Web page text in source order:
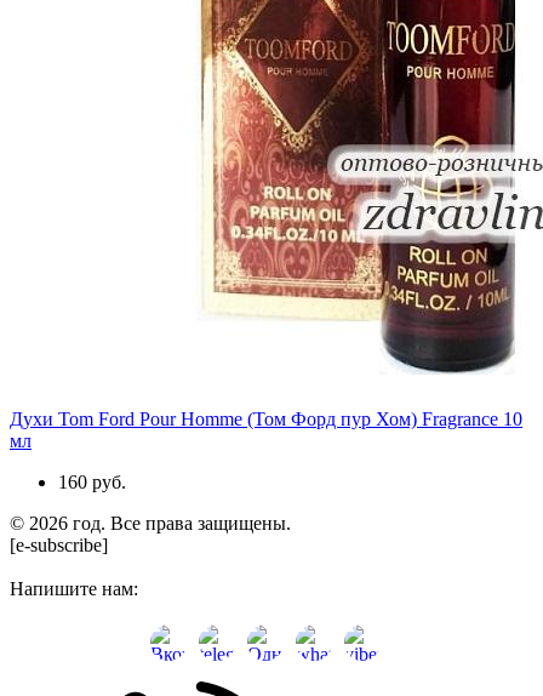
Духи Tom Ford Pour Homme (Том Форд пур Хом) Fragrance 10
мл
160 руб.
© 2026 год. Все права защищены.
[e-subscribe]
Напишите нам: